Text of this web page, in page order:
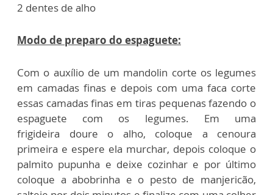
2 dentes de alho
Modo de preparo do espaguete:
Com o auxílio de um mandolin corte os legumes
em camadas finas e depois com uma faca corte
essas camadas finas em tiras pequenas fazendo o
espaguete com os legumes. Em uma
frigideira doure o alho, coloque a cenoura
primeira e espere ela murchar, depois coloque o
palmito pupunha e deixe cozinhar e por último
coloque a abobrinha e o pesto de manjericão,